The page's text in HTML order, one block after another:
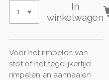
In
winkelwagen
Voor het rimpelen van
stof of het tegelijkertijd
rimpelen en aannaaien